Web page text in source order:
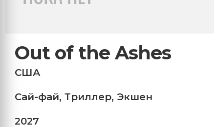
Out of the Ashes
США
Сай-фай, Триллер, Экшен
2027